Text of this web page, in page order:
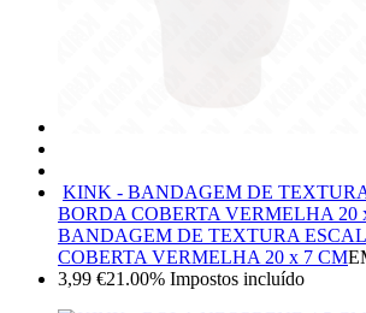
KINK - BANDAGEM DE
BORDA COBERTA VERMELHA 20
BANDAGEM DE TEXTURA
COBERTA VERMELHA 20 x 7 CM
3,99 €21.00% Impostos incluído